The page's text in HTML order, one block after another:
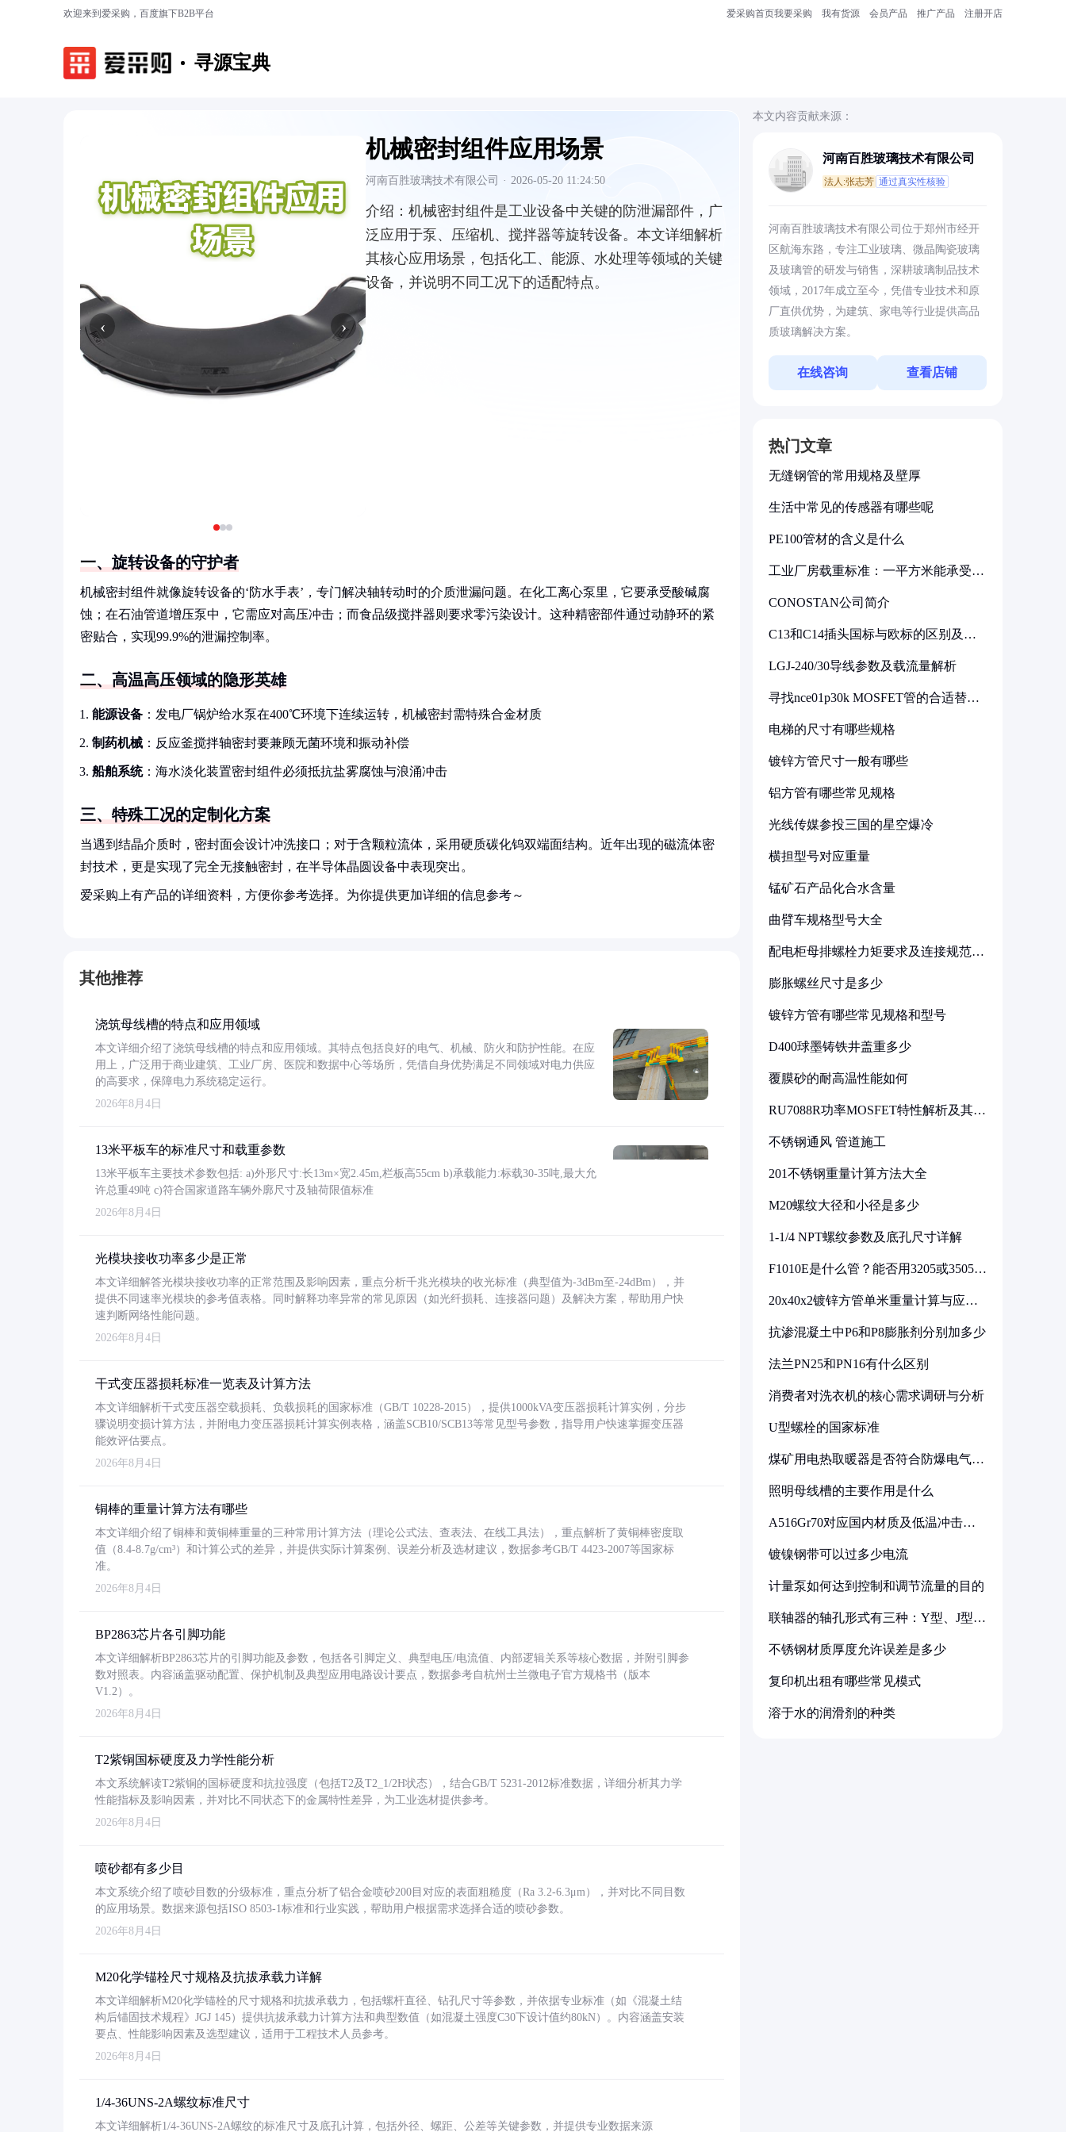
欢迎来到爱采购，百度旗下B2B平台 爱采购首页我要采购 我有货源 会员产品 推广产品 注册开店
寻源宝典
‹ ›
机械密封组件应用场景
河南百胜玻璃技术有限公司 · 2026-05-20 11:24:50
介绍： 机械密封组件是工业设备中关键的防泄漏部件，广
泛应用于泵、压缩机、搅拌器等旋转设备。本文详细解析
其核心应用场景，包括化工、能源、水处理等领域的关键
设备，并说明不同工况下的适配特点。
一、旋转设备的守护者
机械密封组件就像旋转设备的‘防水手表’，专门解决轴转动时的介质泄漏问题。在化工离心泵里，它要承受酸碱腐
蚀；在石油管道增压泵中，它需应对高压冲击；而食品级搅拌器则要求零污染设计。这种精密部件通过动静环的紧
密贴合，实现99.9%的泄漏控制率。
二、高温高压领域的隐形英雄
能源设备 ：发电厂锅炉给水泵在400℃环境下连续运转，机械密封需特殊合金材质
制药机械 ：反应釜搅拌轴密封要兼顾无菌环境和振动补偿
船舶系统：海水淡化装置密封组件必须抵抗盐雾腐蚀与浪涌冲击
三、特殊工况的定制化方案
当遇到结晶介质时，密封面会设计冲洗接口；对于含颗粒流体，采用硬质碳化钨双端面结构。近年出现的磁流体密
封技术，更是实现了完全无接触密封，在半导体晶圆设备中表现突出。
爱采购上有产品的详细资料，方便你参考选择。为你提供更加详细的信息参考～
其他推荐
浇筑母线槽的特点和应用领域
本文详细介绍了浇筑母线槽的特点和应用领域。其特点包括良好的电气、机械、防火和防护性能。在应
用上，广泛用于商业建筑、工业厂房、医院和数据中心等场所，凭借自身优势满足不同领域对电力供应
的高要求，保障电力系统稳定运行。
2026年8月4日
13米平板车的标准尺寸和载重参数
13米平板车主要技术参数包括: a)外形尺寸:长13m×宽2.45m,栏板高55cm b)承载能力:标载30-35吨,最大允
许总重49吨 c)符合国家道路车辆外廓尺寸及轴荷限值标准
2026年8月4日
光模块接收功率多少是正常
本文详细解答光模块接收功率的正常范围及影响因素，重点分析千兆光模块的收光标准（典型值为-3dBm至-24dBm），并
提供不同速率光模块的参考值表格。同时解释功率异常的常见原因（如光纤损耗、连接器问题）及解决方案，帮助用户快
速判断网络性能问题。
2026年8月4日
干式变压器损耗标准一览表及计算方法
本文详细解析干式变压器空载损耗、负载损耗的国家标准（GB/T 10228-2015），提供1000kVA变压器损耗计算实例，分步
骤说明变损计算方法，并附电力变压器损耗计算实例表格，涵盖SCB10/SCB13等常见型号参数，指导用户快速掌握变压器
能效评估要点。
2026年8月4日
铜棒的重量计算方法有哪些
本文详细介绍了铜棒和黄铜棒重量的三种常用计算方法（理论公式法、查表法、在线工具法），重点解析了黄铜棒密度取
值（8.4-8.7g/cm³）和计算公式的差异，并提供实际计算案例、误差分析及选材建议，数据参考GB/T 4423-2007等国家标
准。
2026年8月4日
BP2863芯片各引脚功能
本文详细解析BP2863芯片的引脚功能及参数，包括各引脚定义、典型电压/电流值、内部逻辑关系等核心数据，并附引脚参
数对照表。内容涵盖驱动配置、保护机制及典型应用电路设计要点，数据参考自杭州士兰微电子官方规格书（版本
V1.2）。
2026年8月4日
T2紫铜国标硬度及力学性能分析
本文系统解读T2紫铜的国标硬度和抗拉强度（包括T2及T2_1/2H状态），结合GB/T 5231-2012标准数据，详细分析其力学
性能指标及影响因素，并对比不同状态下的金属特性差异，为工业选材提供参考。
2026年8月4日
喷砂都有多少目
本文系统介绍了喷砂目数的分级标准，重点分析了铝合金喷砂200目对应的表面粗糙度（Ra 3.2-6.3μm），并对比不同目数
的应用场景。数据来源包括ISO 8503-1标准和行业实践，帮助用户根据需求选择合适的喷砂参数。
2026年8月4日
M20化学锚栓尺寸规格及抗拔承载力详解
本文详细解析M20化学锚栓的尺寸规格和抗拔承载力，包括螺杆直径、钻孔尺寸等参数，并依据专业标准（如《混凝土结
构后锚固技术规程》JGJ 145）提供抗拔承载力计算方法和典型数值（如混凝土强度C30下设计值约80kN）。内容涵盖安装
要点、性能影响因素及选型建议，适用于工程技术人员参考。
2026年8月4日
1/4-36UNS-2A螺纹标准尺寸
本文详细解析1/4-36UNS-2A螺纹的标准尺寸及底孔计算，包括外径、螺距、公差等关键参数，并提供专业数据来源
本文内容贡献来源：
河南百胜玻璃技术有限公司
法人:张志芳 通过真实性核验
河南百胜玻璃技术有限公司位于郑州市经开
区航海东路，专注工业玻璃、微晶陶瓷玻璃
及玻璃管的研发与销售，深耕玻璃制品技术
领域，2017年成立至今，凭借专业技术和原
厂直供优势，为建筑、家电等行业提供高品
质玻璃解决方案。
在线咨询 查看店铺
热门文章
无缝钢管的常用规格及壁厚
生活中常见的传感器有哪些呢
PE100管材的含义是什么
工业厂房载重标准：一平方米能承受多
CONOSTAN公司简介
C13和C14插头国标与欧标的区别及其
LGJ-240/30导线参数及载流量解析
寻找nce01p30k MOSFET管的合适替代
电梯的尺寸有哪些规格
镀锌方管尺寸一般有哪些
铝方管有哪些常见规格
光线传媒参投三国的星空爆冷
横担型号对应重量
锰矿石产品化合水含量
曲臂车规格型号大全
配电柜母排螺栓力矩要求及连接规范详
膨胀螺丝尺寸是多少
镀锌方管有哪些常见规格和型号
D400球墨铸铁井盖重多少
覆膜砂的耐高温性能如何
RU7088R功率MOSFET特性解析及其在
不锈钢通风 管道施工
201不锈钢重量计算方法大全
M20螺纹大径和小径是多少
1-1/4 NPT螺纹参数及底孔尺寸详解
F1010E是什么管？能否用3205或3505代
20x40x2镀锌方管单米重量计算与应用
抗渗混凝土中P6和P8膨胀剂分别加多少
法兰PN25和PN16有什么区别
消费者对洗衣机的核心需求调研与分析
U型螺栓的国家标准
煤矿用电热取暖器是否符合防爆电气设
照明母线槽的主要作用是什么
A516Gr70对应国内材质及低温冲击要
镀镍钢带可以过多少电流
计量泵如何达到控制和调节流量的目的
联轴器的轴孔形式有三种：Y型、J型、
不锈钢材质厚度允许误差是多少
复印机出租有哪些常见模式
溶于水的润滑剂的种类